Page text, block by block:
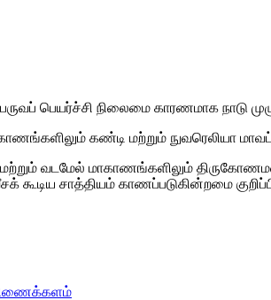
பருவப் பெயர்ச்சி நிலைமை காரணமாக நாடு
கண்டி மற்றும் நுவரெலியா
மற்றும் வடமேல் மாகாணங்களிலும்
கூடிய சாத்தியம் காணப்படுகின்றமை